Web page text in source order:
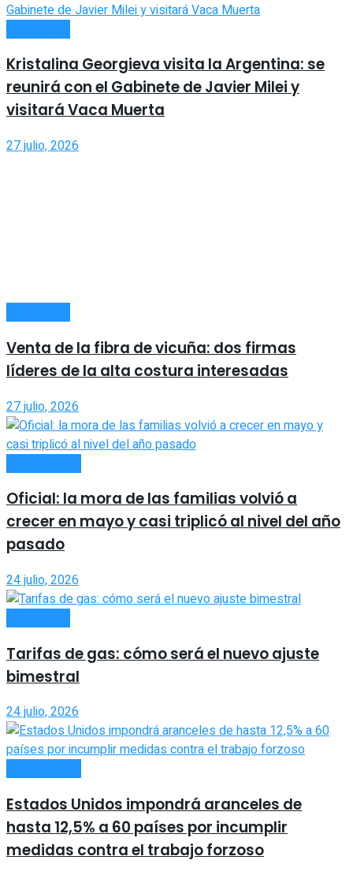
Kristalina Georgieva visita la Argentina: se
reunirá con el Gabinete de Javier Milei y
visitará Vaca Muerta
27 julio, 2026
Venta de la fibra de vicuña: dos firmas
líderes de la alta costura interesadas
27 julio, 2026
Oficial: la mora de las familias volvió a
crecer en mayo y casi triplicó al nivel del año
pasado
24 julio, 2026
Tarifas de gas: cómo será el nuevo ajuste
bimestral
24 julio, 2026
Estados Unidos impondrá aranceles de
hasta 12,5% a 60 países por incumplir
medidas contra el trabajo forzoso